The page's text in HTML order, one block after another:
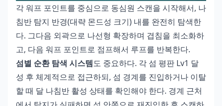
각 워프 포인트를 중심으로 동심원 스캔을 시작해서, 나
침반 탐지 반경(대략 몬드성 크기) 내를 완전히 탐색한
다. 그다음 외곽으로 나선형 확장하며 겹침을 최소화하
고, 다음 워프 포인트로 점프해서 루프를 반복한다.
섬별 순환 탐색 시스템도 중요하다. 각 섬 평판 Lv1 달
성 후 체계적으로 접근하되, 섬 경계를 진입하거나 이탈
할 때 달 나침반 활성 상태를 확인해야 한다. 경계 근처